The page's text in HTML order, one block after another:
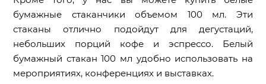
бумажные стаканчики объемом 100 мл. Эти
стаканы отлично подойдут для дегустаций,
небольших порций кофе и эспрессо. Белый
бумажный стакан 100 мл удобно использовать на
мероприятиях, конференциях и выставках.